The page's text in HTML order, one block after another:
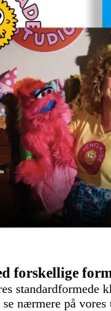
forskellige
standardformede
nærmere på vores